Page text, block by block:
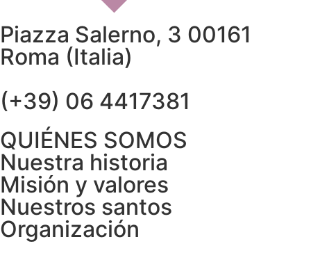
Piazza Salerno, 3 00161
Roma (Italia)
(+39) 06 4417381
QUIÉNES SOMOS
Nuestra historia
Misión y valores
Nuestros santos
Organización